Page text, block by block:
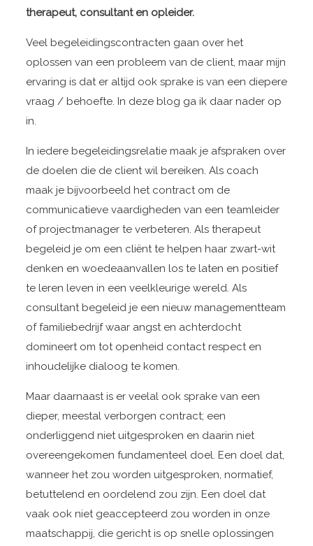
therapeut, consultant en opleider.
Veel begeleidingscontracten gaan over het
oplossen van een probleem van de client, maar mijn
ervaring is dat er altijd ook sprake is van een diepere
vraag / behoefte. In deze blog ga ik daar nader op
in.
In iedere begeleidingsrelatie maak je afspraken over
de doelen die de client wil bereiken. Als coach
maak je bijvoorbeeld het contract om de
communicatieve vaardigheden van een teamleider
of projectmanager te verbeteren. Als therapeut
begeleid je om een cliënt te helpen haar zwart-wit
denken en woedeaanvallen los te laten en positief
te leren leven in een veelkleurige wereld. Als
consultant begeleid je een nieuw managementteam
of familiebedrijf waar angst en achterdocht
domineert om tot openheid contact respect en
inhoudelijke dialoog te komen.
Maar daarnaast is er veelal ook sprake van een
dieper, meestal verborgen contract; een
onderliggend niet uitgesproken en daarin niet
overeengekomen fundamenteel doel. Een doel dat,
wanneer het zou worden uitgesproken, normatief,
betuttelend en oordelend zou zijn. Een doel dat
vaak ook niet geaccepteerd zou worden in onze
maatschappij, die gericht is op snelle oplossingen